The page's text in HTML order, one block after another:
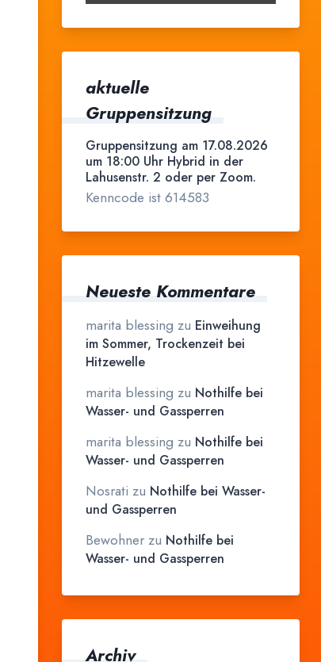
aktuelle
Gruppensitzung
Gruppensitzung am 17.08.2026
um 18:00 Uhr Hybrid in der
Lahusenstr. 2 oder per Zoom.
Kenncode ist 614583
Neueste Kommentare
marita blessing zu Einweihung
im Sommer, Trockenzeit bei
Hitzewelle
marita blessing zu Nothilfe bei
Wasser- und Gassperren
marita blessing zu Nothilfe bei
Wasser- und Gassperren
Nosrati zu Nothilfe bei Wasser-
und Gassperren
Bewohnerzu Nothilfe bei
Wasser- und Gassperren
Archiv